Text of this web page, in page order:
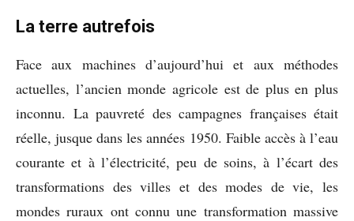
La terre autrefois
Face aux machines d’aujourd’hui et aux méthodes
actuelles, l’ancien monde agricole est de plus en plus
inconnu. La pauvreté des campagnes françaises était
réelle, jusque dans les années 1950. Faible accès à l’eau
courante et à l’électricité, peu de soins, à l’écart des
transformations des villes et des modes de vie, les
mondes ruraux ont connu une transformation massive